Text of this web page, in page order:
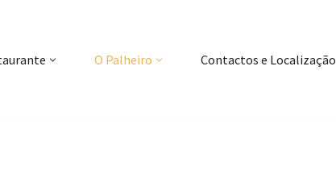
O Palheiro Contactos e Localização